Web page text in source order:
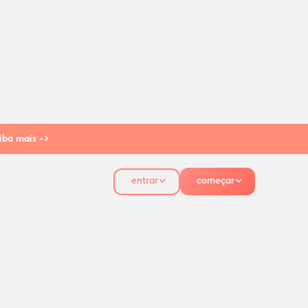
mais ->
entrar começar